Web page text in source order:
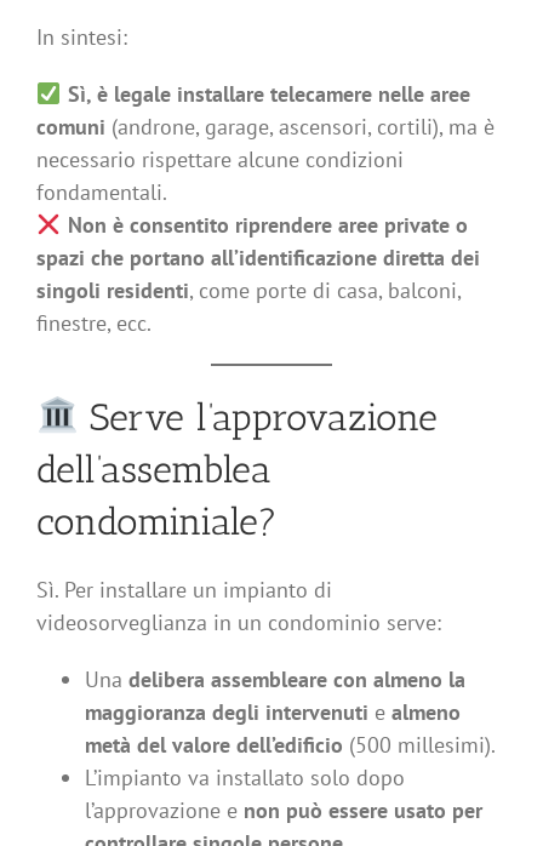
In sintesi:
Sì, è legale installare telecamere nelle aree
comuni (androne, garage, ascensori, cortili), ma è
necessario rispettare alcune condizioni
fondamentali.
Non è consentito riprendere aree private o
spazi che portano all’identificazione diretta dei
singoli residenti, come porte di casa, balconi,
finestre, ecc.
Serve l’approvazione
dell’assemblea
condominiale?
Sì. Per installare un impianto di
videosorveglianza in un condominio serve:
Una delibera assembleare con almeno la
maggioranza degli intervenuti e almeno
metà del valore dell’edificio (500 millesimi).
L’impianto va installato solo dopo
l’approvazione e non può essere usato per